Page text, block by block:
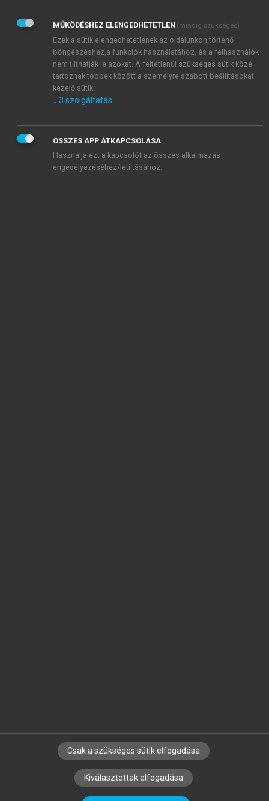
Adatkezelési tájékoztatóbanfoglaltakat tudomásul
veszem és elfogadom.
Általános vásárlási feltételeket, valamint a szotar.netés a
mersz.huoldalak licencszerződéseiben foglaltakat
tudomásul veszem és elfogadom.
KIPRÓBÁLOM
SZERZŐKNEK CÉGEKNEK KÖNYVTÁROSOKNAK
SZERKESZTÉSI ÉS LEKTORÁLÁSI ALAPELVEK
MŰKÖDÉSHEZ ELENGEDHETETLEN (mindig szükséges)
Ezek a sütik elengedhetetlenek az oldalunkon történő
böngészéshez,a funkciók használatához, és a felhasználók
nem tilthatják le azokat. A feltétlenül szükséges sütik közé
tartoznak többek között a személyre szabott beállításokat
kezelő sütik.
↓ 3 szolgáltatás
ÖSSZES APP ÁTKAPCSOLÁSA
Használja ezt a kapcsolót az összes alkalmazás
engedélyezéséhez/letiltásához.
Csak a szükséges sütik elfogadása
Kiválasztottak elfogadása